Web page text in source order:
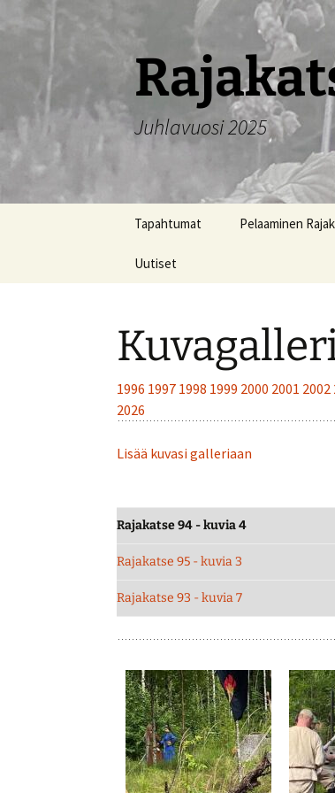
sisältöön
Juhlavuosi 2025
Tapahtumat Pelaaminen
Uutiset
1996 1997 1998 1999 2000 2001 2002
2026
Lisää kuvasi galleriaan
Rajakatse 94 - kuvia 4
Rajakatse 95 - kuvia 3
Rajakatse 93 - kuvia 7